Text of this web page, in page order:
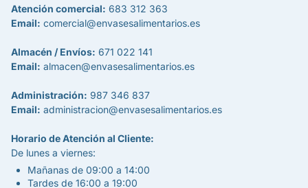
Atención comercial: 683 312 363
Email: comercial@envasesalimentarios.es
Almacén / Envíos: 671 022 141
Email: almacen@envasesalimentarios.es
Administración: 987 346 837
Email: administracion@envasesalimentarios.es
Horario de Atención al Cliente:
De lunes a viernes:
Mañanas de 09:00 a 14:00
Tardes de 16:00 a 19:00